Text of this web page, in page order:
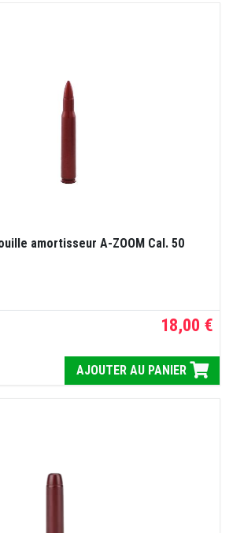
amortisseur A-ZOOM Cal. 50
18,00 €
AJOUTER AU PANIER